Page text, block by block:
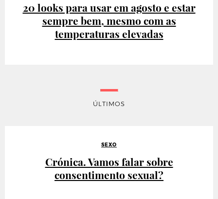
20 looks para usar em agosto e estar
sempre bem, mesmo com as
temperaturas elevadas
ÚLTIMOS
SEXO
Crónica. Vamos falar sobre
consentimento sexual?